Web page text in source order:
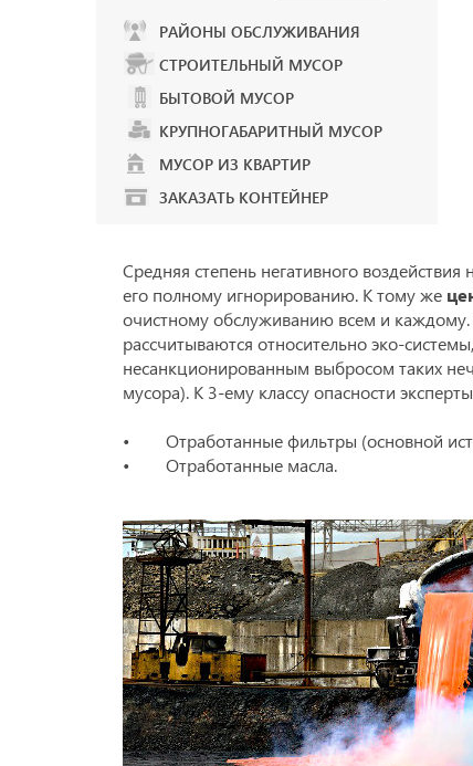
РАЙОНЫ ОБСЛУЖИВАНИЯ
СТРОИТЕЛЬНЫЙ МУСОР
БЫТОВОЙ МУСОР
КРУПНОГАБАРИТНЫЙ МУСОР
МУСОР ИЗ КВАРТИР
ЗАКАЗАТЬ КОНТЕЙНЕР
Средняя степень негативного
его полному игнорированию. К тому же
очистному обслуживанию всем и каждому.
рассчитываются относительно эко-
несанкционированным выбросом таких
мусора). К 3-ему классу опасности
• Отработанные фильтры (основной
• Отработанные масла.